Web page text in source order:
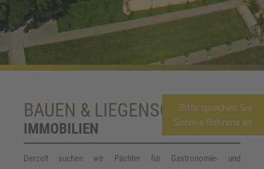
BAUEN & LIEGENSCHAFTEN
IMMOBILIEN
Derzeit suchen wir Pächter für Gastronomie- und
Bitte sprechen Sie
Simone Behrens an